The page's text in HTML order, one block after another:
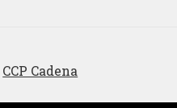
CCP Cadena